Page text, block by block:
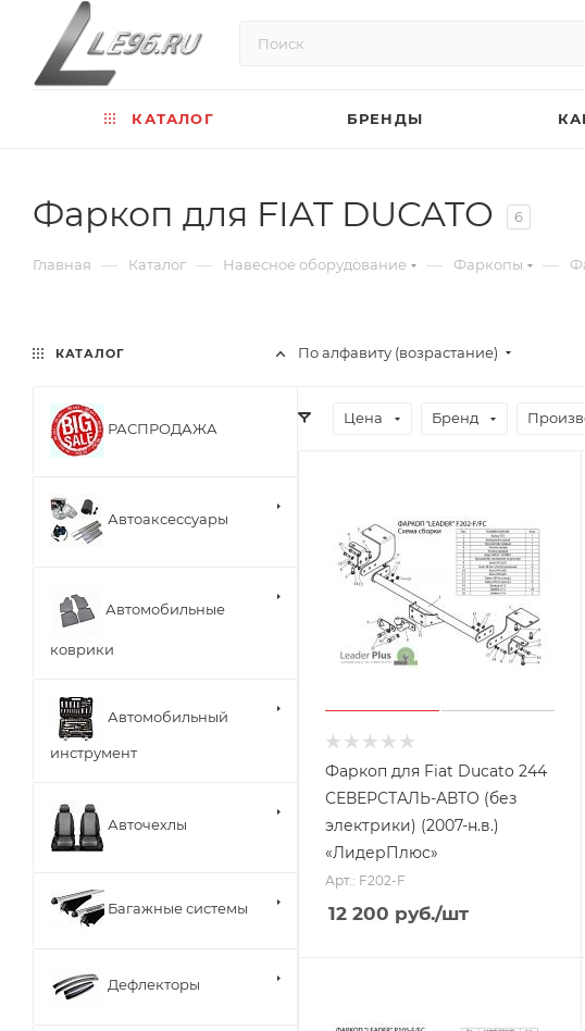
КАТАЛОГ БРЕНДЫ
Фаркоп для FIAT DUCATO 6
Главная — Каталог — Навесное оборудование — Фаркопы —
По алфавиту (возрастание)
Цена Бренд
Фаркоп для Fiat Ducato 244
СЕВЕРСТАЛЬ-АВТО (без
электрики) (2007-н.в.)
«ЛидерПлюс»
Арт.: F202-F
12 200 руб./шт
КАТАЛОГ
РАСПРОДАЖА
Автоаксессуары
Автомобильные
коврики
Автомобильный
инструмент
Авточехлы
Багажные системы
Дефлекторы